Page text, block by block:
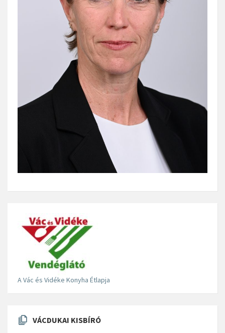
A Vác és Vidéke Konyha Étlapja
VÁCDUKAI KISBÍRÓ